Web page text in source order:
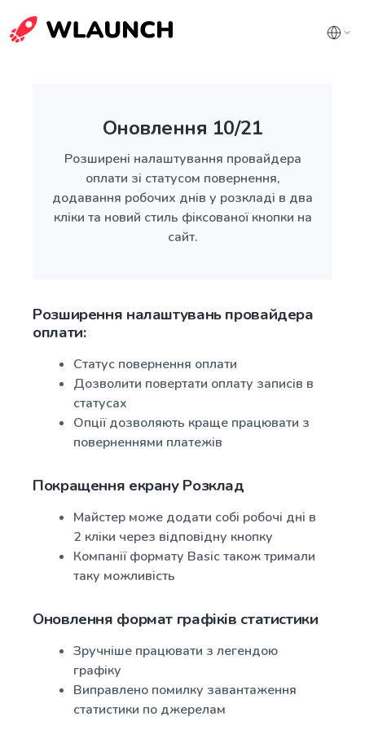
Оновлення 10/21
Розширені налаштування провайдера
оплати зі статусом повернення,
додавання робочих днів у розкладі в два
кліки та новий стиль фіксованої кнопки на
сайт.
Розширення налаштувань провайдера
оплати:
Статус повернення оплати
Дозволити повертати оплату записів в
статусах
Опції дозволяють краще працювати з
поверненнями платежів
Покращення екрану Розклад
Майстер може додати собі робочі дні в
2 кліки через відповідну кнопку
Компанії формату Basic також тримали
таку можливість
Оновлення формат графіків статистики
Зручніше працювати з легендою
графіку
Виправлено помилку завантаження
статистики по джерелам